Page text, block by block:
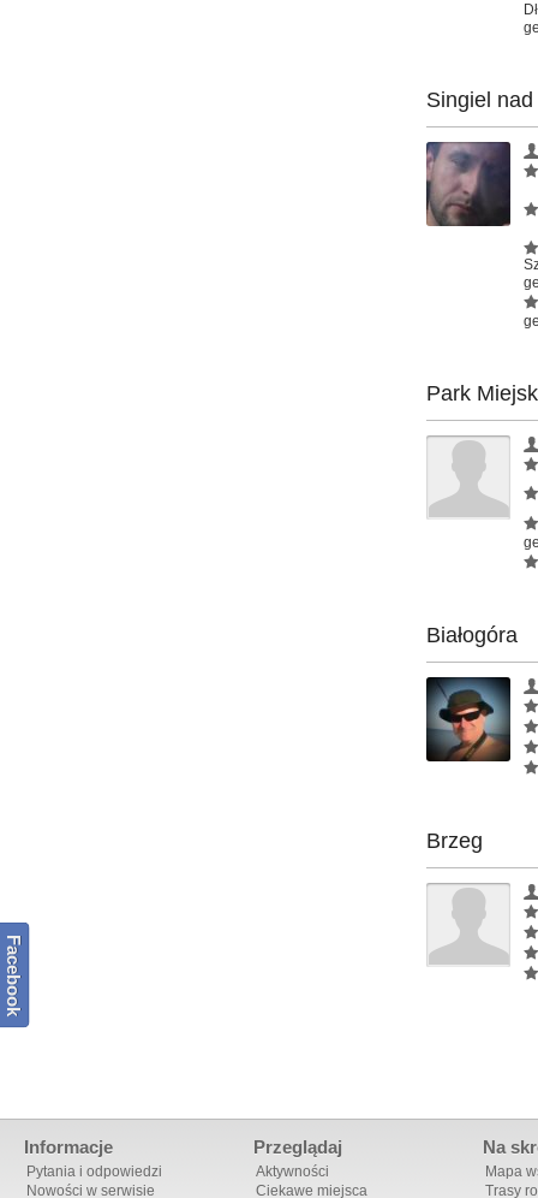
Singiel
Park
Białogóra
Brzeg
Informacje
Pytania i odpowiedzi
Nowości w serwisie
Przeglądaj
Aktywności
Ciekawe miejsca
Na
Mapa
Trasy
Facebook